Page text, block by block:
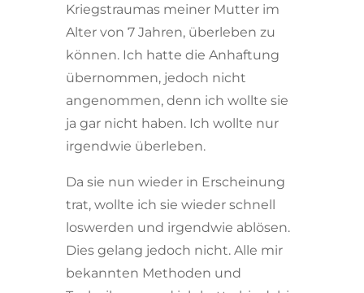
Kriegstraumas meiner Mutter im
Alter von 7 Jahren, überleben zu
können. Ich hatte die Anhaftung
übernommen, jedoch nicht
angenommen, denn ich wollte sie
ja gar nicht haben. Ich wollte nur
irgendwie überleben.
Da sie nun wieder in Erscheinung
trat, wollte ich sie wieder schnell
loswerden und irgendwie ablösen.
Dies gelang jedoch nicht. Alle mir
bekannten Methoden und